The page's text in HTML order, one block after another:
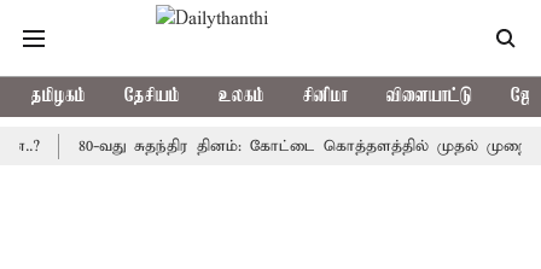
தமிழகம் தேசியம் உலகம் சினிமா விளையாட்டு
80-வது சுதந்திர தினம்: கோட்டை கொத்தளத்தில் முதல் முறையாக